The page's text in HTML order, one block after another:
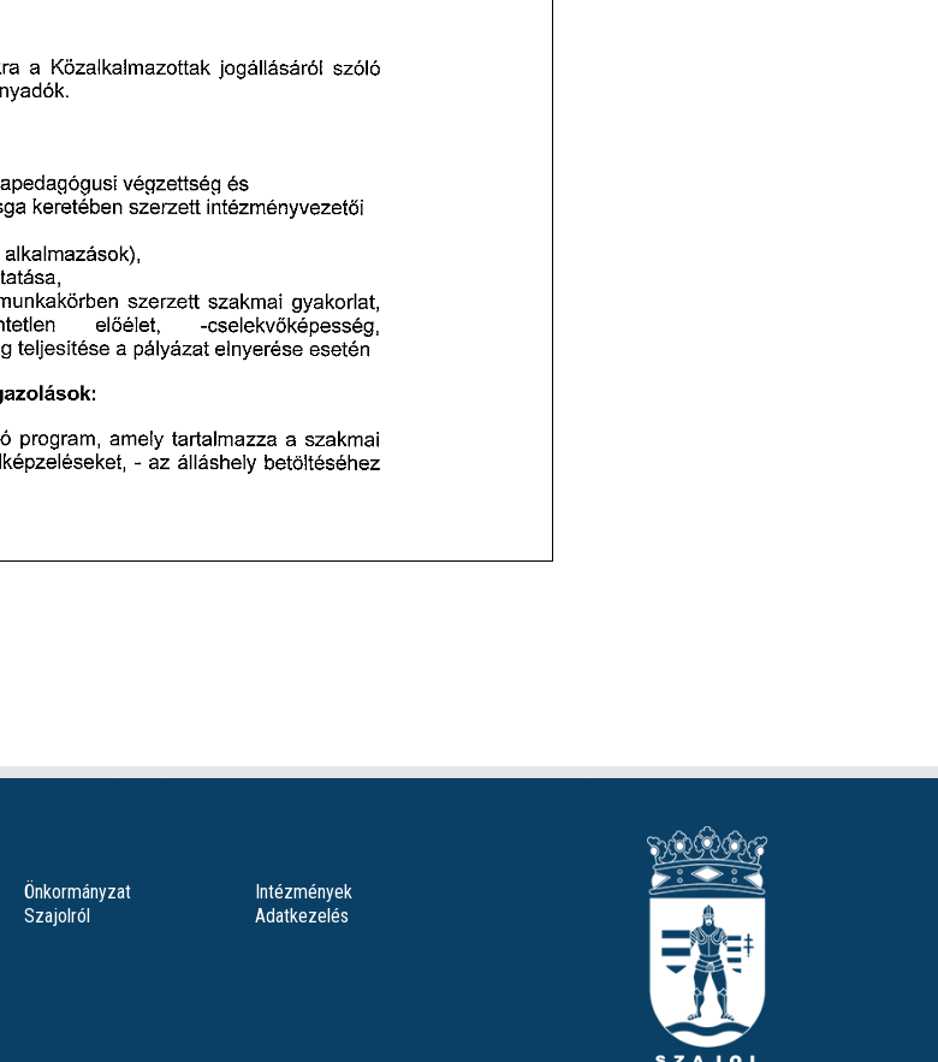
Önkormányzat
Szajolról
Intézmények
Adatkezelés